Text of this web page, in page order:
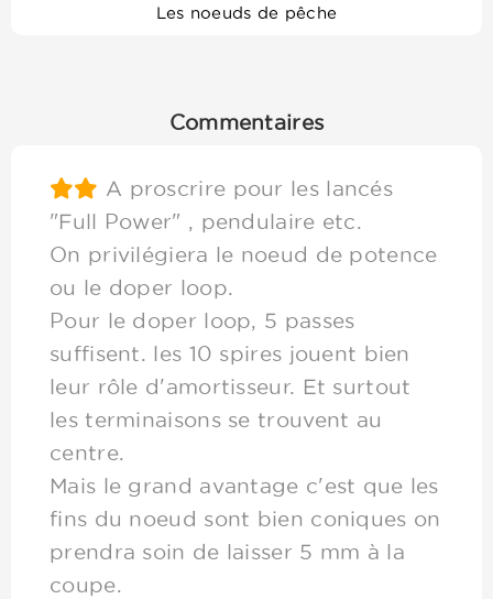
Les noeuds de pêche
Commentaires
A proscrire pour les lancés
"Full Power" , pendulaire etc.
On privilégiera le noeud de potence
ou le doper loop.
Pour le doper loop, 5 passes
suffisent. les 10 spires jouent bien
leur rôle d'amortisseur. Et surtout
les terminaisons se trouvent au
centre.
Mais le grand avantage c'est que les
fins du noeud sont bien coniques on
prendra soin de laisser 5 mm à la
coupe.